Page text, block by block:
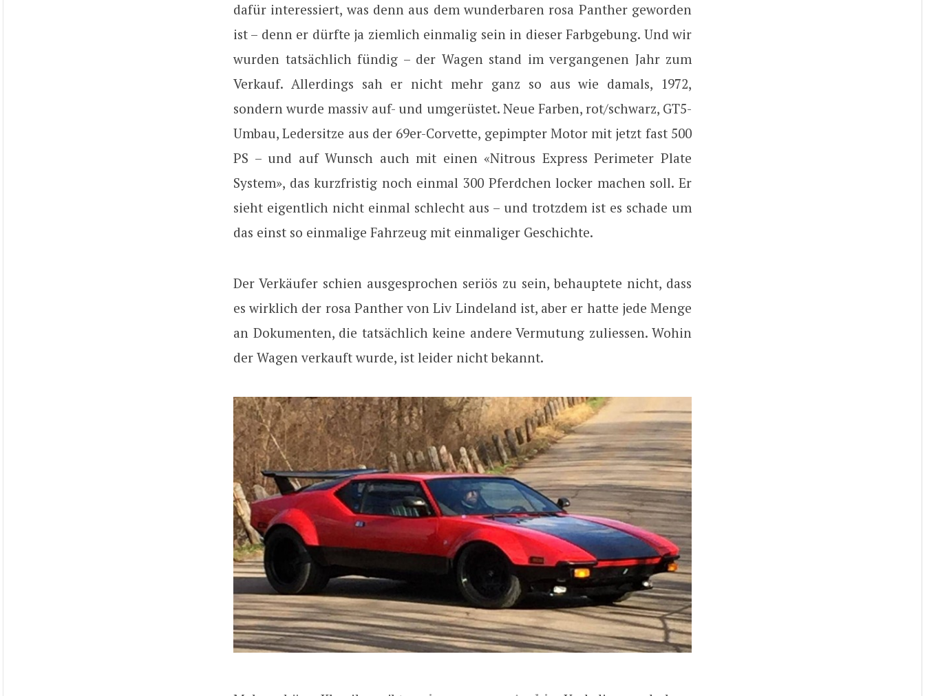
dafür interessiert, was denn aus dem wunderbaren rosa Panther geworden
ist – denn er dürfte ja ziemlich einmalig sein in dieser Farbgebung. Und wir
wurden tatsächlich fündig – der Wagen stand im vergangenen Jahr zum
Verkauf. Allerdings sah er nicht mehr ganz so aus wie damals, 1972,
sondern wurde massiv auf- und umgerüstet. Neue Farben, rot/schwarz, GT5-
Umbau, Ledersitze aus der 69er-Corvette, gepimpter Motor mit jetzt fast 500
PS – und auf Wunsch auch mit einen «Nitrous Express Perimeter Plate
System», das kurzfristig noch einmal 300 Pferdchen locker machen soll. Er
sieht eigentlich nicht einmal schlecht aus – und trotzdem ist es schade um
das einst so einmalige Fahrzeug mit einmaliger Geschichte.
Der Verkäufer schien ausgesprochen seriös zu sein, behauptete nicht, dass
es wirklich der rosa Panther von Liv Lindeland ist, aber er hatte jede Menge
an Dokumenten, die tatsächlich keine andere Vermutung zuliessen. Wohin
der Wagen verkauft wurde, ist leider nicht bekannt.